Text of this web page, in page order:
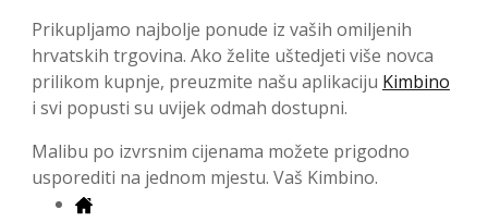
Prikupljamo najbolje ponude iz vaših omiljenih
hrvatskih trgovina. Ako želite uštedjeti više novca
prilikom kupnje, preuzmite našu aplikaciju Kimbino
i svi popusti su uvijek odmah dostupni.
Malibu po izvrsnim cijenama možete prigodno
usporediti na jednom mjestu. Vaš Kimbino.